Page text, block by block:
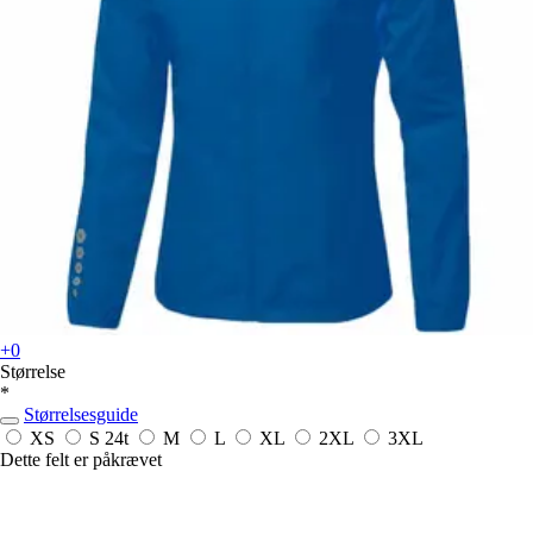
+0
Størrelse
*
Størrelsesguide
XS
S 24t M L XL 2XL
3XL
Dette felt er påkrævet